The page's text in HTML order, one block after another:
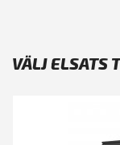
VÄLJ ELSATS